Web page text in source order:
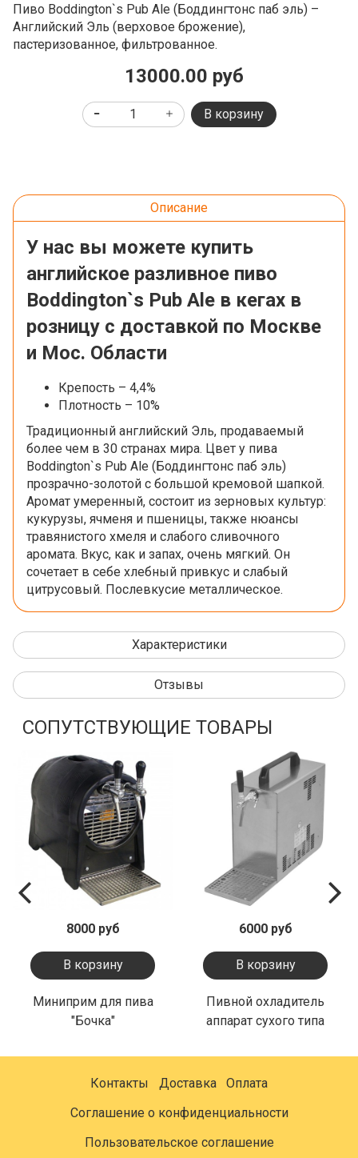
Пиво Boddington`s Pub Ale (Боддингтонс паб эль) –
Английский Эль (верховое брожение),
пастеризованное, фильтрованное.
13000.00 руб
В корзину
Описание
У нас вы можете купить
английское разливное пиво
Boddington`s Pub Ale в кегах в
розницу с доставкой по Москве
и Мос. Области
Крепость – 4,4%
Плотность – 10%
Традиционный английский Эль, продаваемый
более чем в 30 странах мира. Цвет у пива
Boddington`s Pub Ale (Боддингтонс паб эль)
прозрачно-золотой с большой кремовой шапкой.
Аромат умеренный, состоит из зерновых культур:
кукурузы, ячменя и пшеницы, также нюансы
травянистого хмеля и слабого сливочного
аромата. Вкус, как и запах, очень мягкий. Он
сочетает в себе хлебный привкус и слабый
цитрусовый. Послевкусие металлическое.
Характеристики
Отзывы
СОПУТСТВУЮЩИЕ ТОВАРЫ
8000 руб
В корзину
Миниприм для пива
"Бочка"
6000 руб
В корзину
Пивной охладитель
аппарат сухого типа
Контакты Доставка
Оплата
Соглашение о конфиденциальности
Пользовательское соглашение